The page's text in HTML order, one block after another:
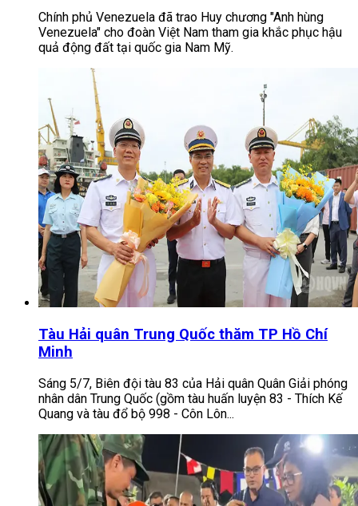
Chính phủ Venezuela đã trao Huy chương "Anh hùng
Venezuela" cho đoàn Việt Nam tham gia khắc phục hậu
quả động đất tại quốc gia Nam Mỹ.
Tàu Hải quân Trung Quốc thăm TP Hồ Chí
Minh
Sáng 5/7, Biên đội tàu 83 của Hải quân Quân Giải phóng
nhân dân Trung Quốc (gồm tàu huấn luyện 83 - Thích Kế
Quang và tàu đổ bộ 998 - Côn Lôn...